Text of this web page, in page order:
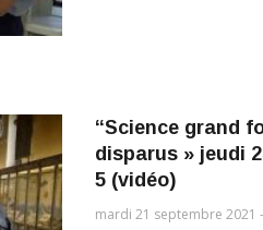
“Science grand
disparus » jeudi
5 (vidéo)
mardi 21 septembre 2021